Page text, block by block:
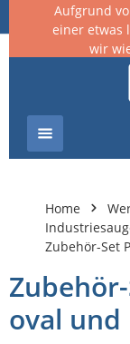
springen
Aufgrund
einer etwas
wir
Home
Zubehör-Set
oval und